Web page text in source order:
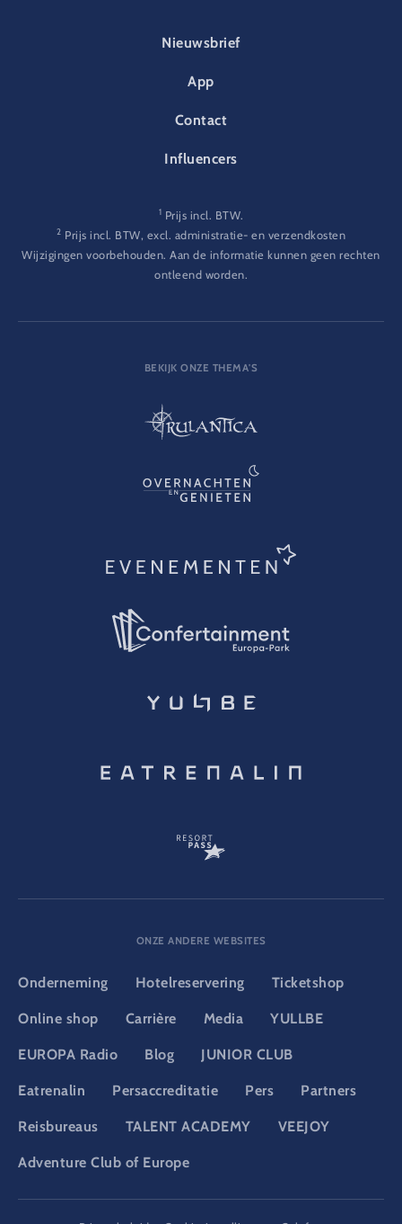
FOOTER-PARK
Nieuwsbrief
App
Contact
Influencers
1 Prijs incl. BTW.
2 Prijs incl. BTW, excl. administratie- en verzendkosten
Wijzigingen voorbehouden. Aan de informatie kunnen geen rechten
ontleend worden.
BEKIJK ONZE THEMA'S
ONZE ANDERE WEBSITES
Onderneming Hotelreservering Ticketshop
Online shop Carrière Media YULLBE
EUROPA Radio Blog JUNIOR CLUB
Eatrenalin Persaccreditatie Pers Partners
Reisbureaus TALENT ACADEMY VEEJOY
Adventure Club of Europe